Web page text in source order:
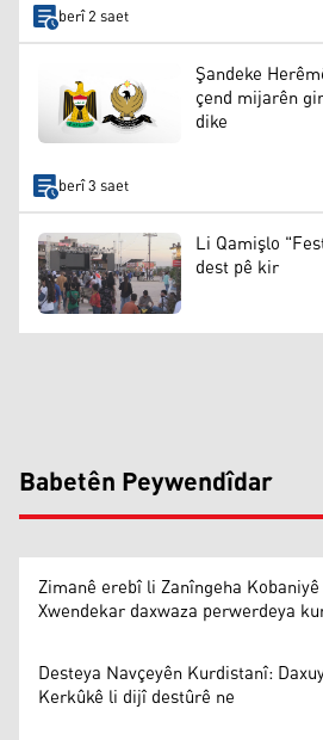
berî 2 saet
Şandeke
çend mijarên
dike
berî 3 saet
Li Qamişlo
dest pê kir
Babetên Peywendîdar
Zimanê erebî li Zanîngeha
Xwendekar daxwaza perwerdeya
Desteya Navçeyên Kurdistanî:
Kerkûkê li dijî destûrê ne